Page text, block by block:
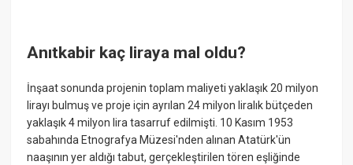
Anıtkabir kaç liraya mal oldu?
İnşaat sonunda projenin toplam maliyeti yaklaşık 20 milyon
lirayı bulmuş ve proje için ayrılan 24 milyon liralık bütçeden
yaklaşık 4 milyon lira tasarruf edilmişti. 10 Kasım 1953
sabahında Etnografya Müzesi'nden alınan Atatürk'ün
naaşının yer aldığı tabut, gerçekleştirilen tören eşliğinde